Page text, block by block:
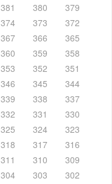
381 380
379
374 373
372
367 366
365
360 359
358
353 352
351
346 345
344
339 338
337
332 331
330
325 324
323
318 317
316
311 310
309
304 303
302